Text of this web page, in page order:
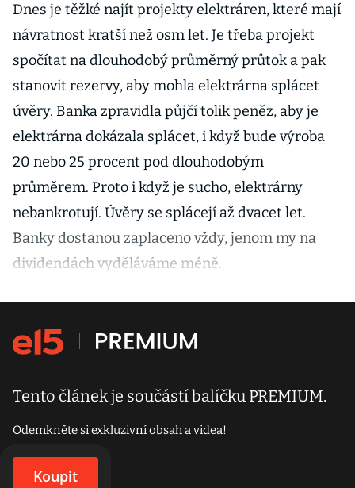
Dnes je těžké najít projekty elektráren, které mají
návratnost kratší než osm let. Je třeba projekt
spočítat na dlouhodobý průměrný průtok a pak
stanovit rezervy, aby mohla elektrárna splácet
úvěry. Banka zpravidla půjčí tolik peněz, aby je
elektrárna dokázala splácet, i když bude výroba
20 nebo 25 procent pod dlouhodobým
průměrem. Proto i když je sucho, elektrárny
nebankrotují. Úvěry se splácejí až dvacet let.
Banky dostanou zaplaceno vždy, jenom my na
dividendách vyděláváme méně.
Tento článek je součástí balíčku PREMIUM.
Odemkněte si exkluzivní obsah a videa!
Koupit